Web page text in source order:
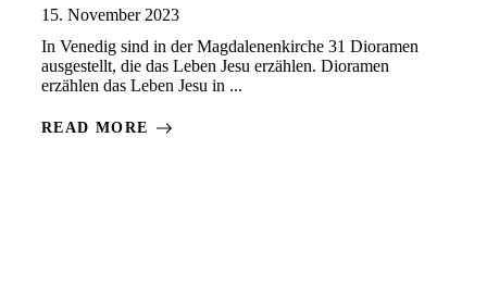
15. November 2023
In Venedig sind in der Magdalenenkirche 31 Dioramen
ausgestellt, die das Leben Jesu erzählen. Dioramen
erzählen das Leben Jesu in ...
READ MORE